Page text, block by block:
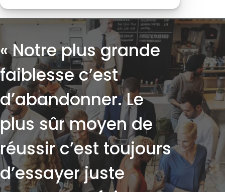
« Notre plus grande
faiblesse c’est
d’abandonner. Le
plus sûr moyen de
réussir c’est toujours
d’essayer juste